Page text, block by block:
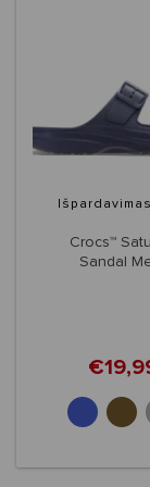
Išpardavimas
Crocs™
Sandal